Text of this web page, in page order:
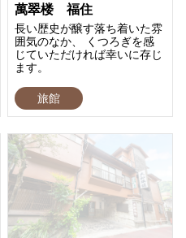
萬翠楼 福住
長い歴史が醸す落ち着いた雰
囲気のなか、 くつろぎを感
じていただければ幸いに存じ
ます。
旅館